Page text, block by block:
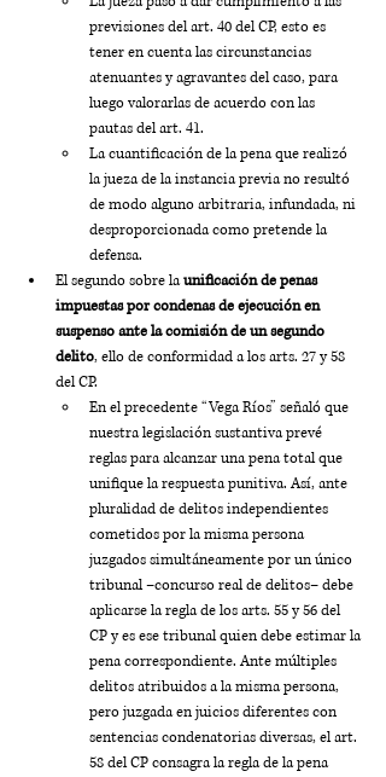
previsiones del art. 40 del CP, esto es
tener en cuenta las circunstancias
atenuantes y agravantes del caso, para
luego valorarlas de acuerdo con las
pautas del art. 41.
La cuantificación de la pena que realizó
la jueza de la instancia previa no resultó
de modo alguno arbitraria, infundada, ni
desproporcionada como pretende la
defensa.
El segundo sobre la unificación de penas
impuestas por condenas de ejecución en
suspenso ante la comisión de un segundo
delito, ello de conformidad a los arts. 27 y 58
del CP.
En el precedente “Vega Ríos” señaló que
nuestra legislación sustantiva prevé
reglas para alcanzar una pena total que
unifique la respuesta punitiva. Así, ante
pluralidad de delitos independientes
cometidos por la misma persona
juzgados simultáneamente por un único
tribunal –concurso real de delitos– debe
aplicarse la regla de los arts. 55 y 56 del
CP y es ese tribunal quien debe estimar la
pena correspondiente. Ante múltiples
delitos atribuidos a la misma persona,
pero juzgada en juicios diferentes con
sentencias condenatorias diversas, el art.
58 del CP consagra la regla de la pena